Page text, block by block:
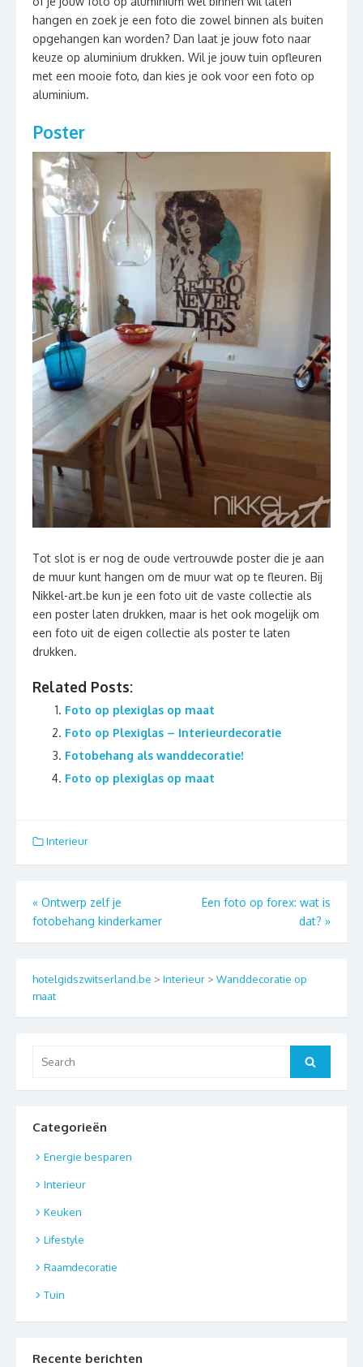
hangen en zoek je een foto die zowel binnen als buiten
opgehangen kan worden? Dan laat je jouw foto naar
keuze op aluminium drukken. Wil je jouw tuin opfleuren
met een mooie foto, dan kies je ook voor een foto op
aluminium.
Poster
Tot slot is er nog de oude vertrouwde poster die je aan
de muur kunt hangen om de muur wat op te fleuren. Bij
Nikkel-art.be kun je een foto uit de vaste collectie als
een poster laten drukken, maar is het ook mogelijk om
een foto uit de eigen collectie als poster te laten
drukken.
Related Posts:
Foto op plexiglas op maat
Foto op Plexiglas – Interieurdecoratie
Fotobehang als wanddecoratie!
Foto op plexiglas op maat
Interieur
Berichtnavigatie
« Ontwerp zelf je
fotobehang kinderkamer
Een foto op forex: wat is
dat? »
hotelgidszwitserland.be > Interieur > Wanddecoratie op
maat
for:
Search
Categorieën
Energie besparen
Interieur
Keuken
Lifestyle
Raamdecoratie
Tuin
Recente berichten